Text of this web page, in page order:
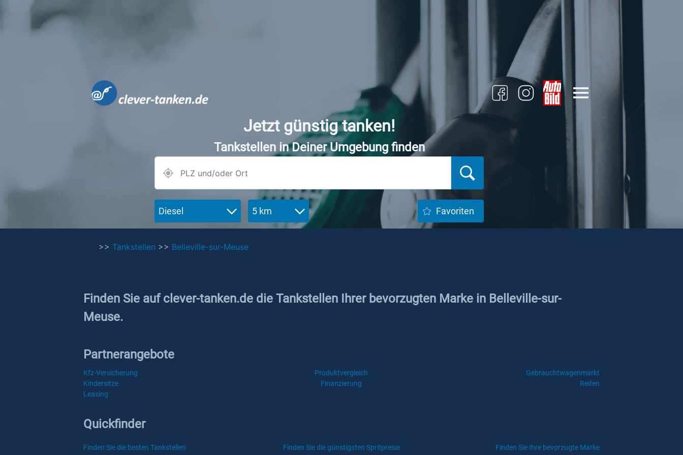
Jetzt günstig tanken!
Tankstellen in Deiner Umgebung finden
Diesel 5 km Favoriten
>> Tankstellen >> Belleville-sur-Meuse
Finden Sie auf clever-tanken.de die Tankstellen Ihrer bevorzugten Marke in Belleville-sur-
Meuse.
Partnerangebote
Kfz-Versicherung Produktvergleich
Gebrauchtwagenmarkt
Kindersitze
Finanzierung
Reifen
Leasing
Quickfinder
Finden Sie die besten Tankstellen Finden Sie die günstigsten Spritpreise Finden Sie Ihre bevorzugte Marke